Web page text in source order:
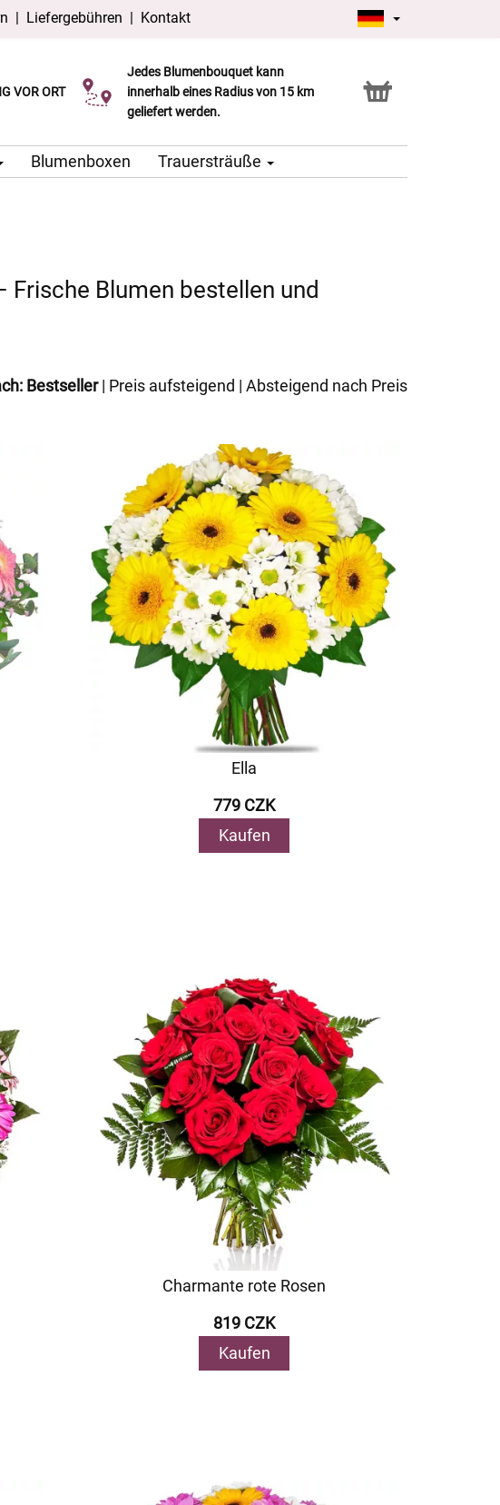
| Liefergebühren | Kontakt
VOR ORT
möglich
Jedes Blumenbouquet kann
innerhalb eines Radius von 15 km
geliefert werden.
Click & Collect Service
Blumenboxen Trauersträuße
Blumen bestellen und
Bestseller| Preis aufsteigend | Absteigend nach Preis
Ella
779 CZK
Kaufen
Charmante rote Rosen
819 CZK
Kaufen